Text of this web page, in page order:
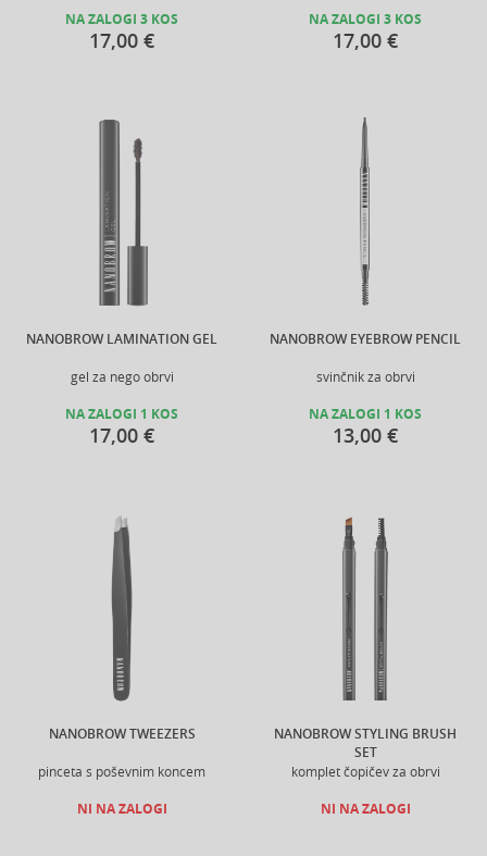
NA ZALOGI 3 KOS
17,00 €
NA ZALOGI 3 KOS
17,00 €
NANOBROW LAMINATION GEL
gel za nego obrvi
NA ZALOGI 1 KOS
17,00 €
NANOBROW EYEBROW PENCIL
svinčnik za obrvi
NA ZALOGI 1 KOS
13,00 €
NANOBROW TWEEZERS
pinceta s poševnim koncem
NI NA ZALOGI
NANOBROW STYLING BRUSH
SET
komplet čopičev za obrvi
NI NA ZALOGI